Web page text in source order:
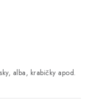
alba, krabičky apod.